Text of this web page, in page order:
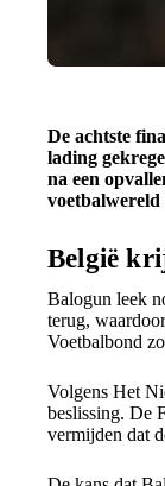
De achtste
lading
na een
België
Balogun leek
terug,
Voetbalbond
Volgens Het
beslissing. De
vermijden dat